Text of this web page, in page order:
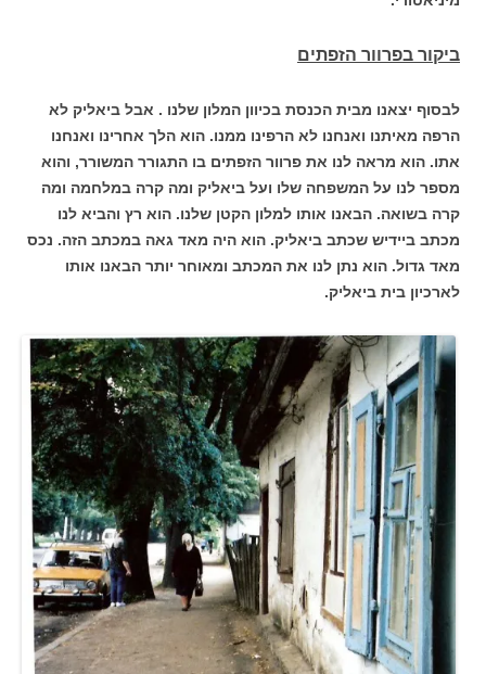
ביקור בפרוור הזפתים
לבסוף יצאנו מבית הכנסת בכיוון המלון שלנו . אבל ביאליק לא
הרפה מאיתנו ואנחנו לא הרפינו ממנו. הוא הלך אחרינו ואנחנו
אתו. הוא מראה לנו את פרוור הזפתים בו התגורר המשורר, והוא
מספר לנו על המשפחה שלו ועל ביאליק ומה קרה במלחמה ומה
קרה בשואה. הבאנו אותו למלון הקטן שלנו. הוא רץ והביא לנו
מכתב ביידיש שכתב ביאליק. הוא היה מאד גאה במכתב הזה. נכס
מאד גדול. הוא נתן לנו את המכתב ומאוחר יותר הבאנו אותו
לארכיון בית ביאליק.